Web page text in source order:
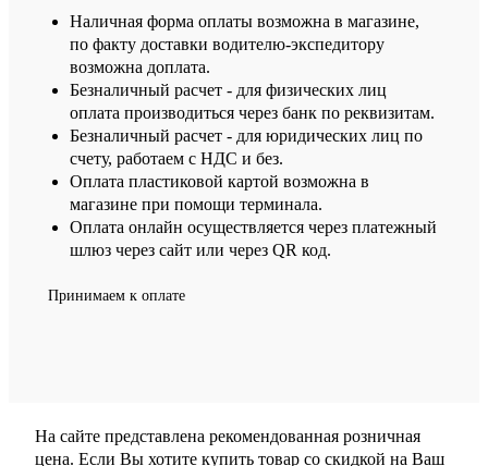
Наличная форма оплаты возможна в магазине,
по факту доставки водителю-экспедитору
возможна доплата.
Безналичный расчет - для физических лиц
оплата производиться через банк по реквизитам.
Безналичный расчет - для юридических лиц по
счету, работаем с НДС и без.
Оплата пластиковой картой возможна в
магазине при помощи терминала.
Оплата онлайн осуществляется через платежный
шлюз через сайт или через QR код.
Принимаем к оплате
На сайте представлена рекомендованная розничная
цена. Если Вы хотите купить товар со скидкой на Ваш